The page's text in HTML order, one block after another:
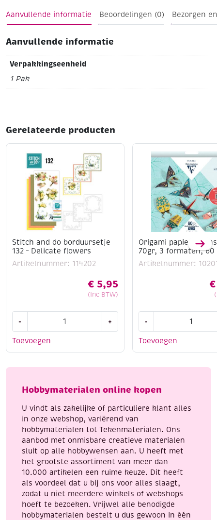
Aanvullende informatie Beoordelingen (0) Bezorgen
Aanvullende informatie
Verpakkingseenheid
1 Pak
Gerelateerde producten
Stitch and do borduursetje
132 – Delicate flowers
Artikelnummer: 114202
€ 5,95
(Inc BTW)
Toevoegen
-
do
-
flowers
+
Origami papier kit
70gr, 3 formaten, 60
Artikelnummer:
€
Toevoegen
-
kit
3
60
aantal
Hobbymaterialen online kopen
U vindt als zakelijke of particuliere klant alles
in onze webshop, variërend van
hobbymaterialen tot Tekenmaterialen. Ons
aanbod met onmisbare creatieve materialen
sluit op alle hobbywensen aan. U heeft met
het grootste assortiment van meer dan
10.000 artikelen een ruime keuze. Dit heeft
als voordeel dat u bij ons voor alles slaagt,
zodat u niet meerdere winkels of webshops
hoeft te bezoeken. Vrijwel alle benodigde
hobbymaterialen bestelt u dus gewoon in één